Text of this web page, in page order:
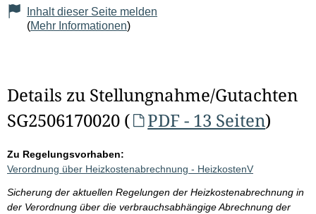
Inhalt dieser Seite melden
(Mehr Informationen)
Details zu Stellungnahme/Gutachten
SG2506170020 (
PDF - 13 Seiten)
Zu Regelungsvorhaben:
Verordnung über Heizkostenabrechnung - HeizkostenV
Sicherung der aktuellen Regelungen der Heizkostenabrechnung in
der Verordnung über die verbrauchsabhängige Abrechnung der